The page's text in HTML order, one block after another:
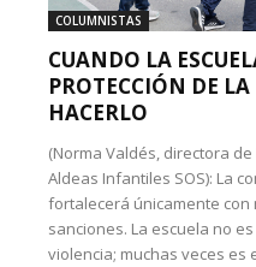
COLUMNISTAS
CUANDO LA
PROTECCIÓN DE
HACERLO
(Norma Valdés, directora
Aldeas Infantiles SOS): La
fortalecerá únicamente con
sanciones. La escuela no
violencia; muchas veces es